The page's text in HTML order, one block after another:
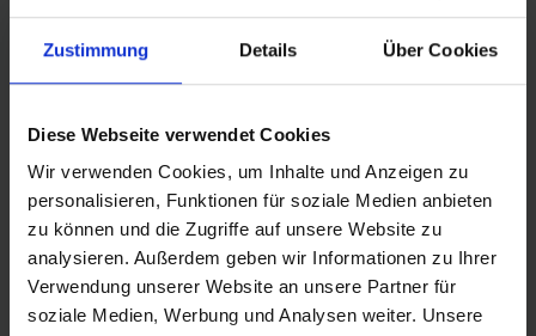
Zustimmung Details Über Cookies
Diese Webseite verwendet Cookies
Wir verwenden Cookies, um Inhalte und Anzeigen zu
personalisieren, Funktionen für soziale Medien anbieten
zu können und die Zugriffe auf unsere Website zu
analysieren. Außerdem geben wir Informationen zu Ihrer
Verwendung unserer Website an unsere Partner für
soziale Medien, Werbung und Analysen weiter. Unsere
Stabilität und einfacheres Handling
•
Ein Plus an Pannenschutz: dickere Materialstärke
für noch mehr Lufthaltigkeit
•
Leicht und schnell: minimales Gewicht und sehr
niedriger Rollwiderstand
•
Hervorragende Pannensicherheit: mehrfacher